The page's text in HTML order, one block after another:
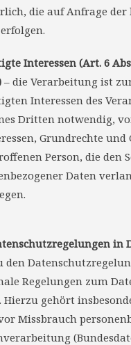
die auf Anfrage der
Interessen (Art. 6
– die Verarbeitung ist
Interessen des
Dritten notwendig,
Grundrechte
Person, die den
Daten
in
den
Regelungen zum
gehört
Missbrauch